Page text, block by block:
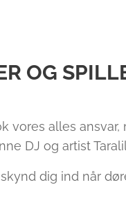
OG
vores alles
DJ og artist
skynd dig ind når